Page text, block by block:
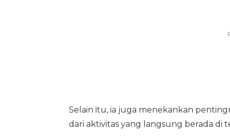
Selain itu, ia juga menekankan
dari aktivitas yang langsung berada di